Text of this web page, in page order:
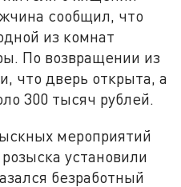
сообщил, что
из комнат
По возвращении из
что дверь открыта, а
300 тысяч рублей.
мероприятий
установили
безработный